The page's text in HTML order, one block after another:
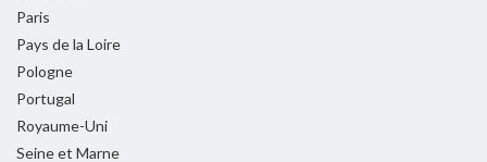
Paris
Pays de la Loire
Pologne
Portugal
Royaume-Uni
Seine et Marne